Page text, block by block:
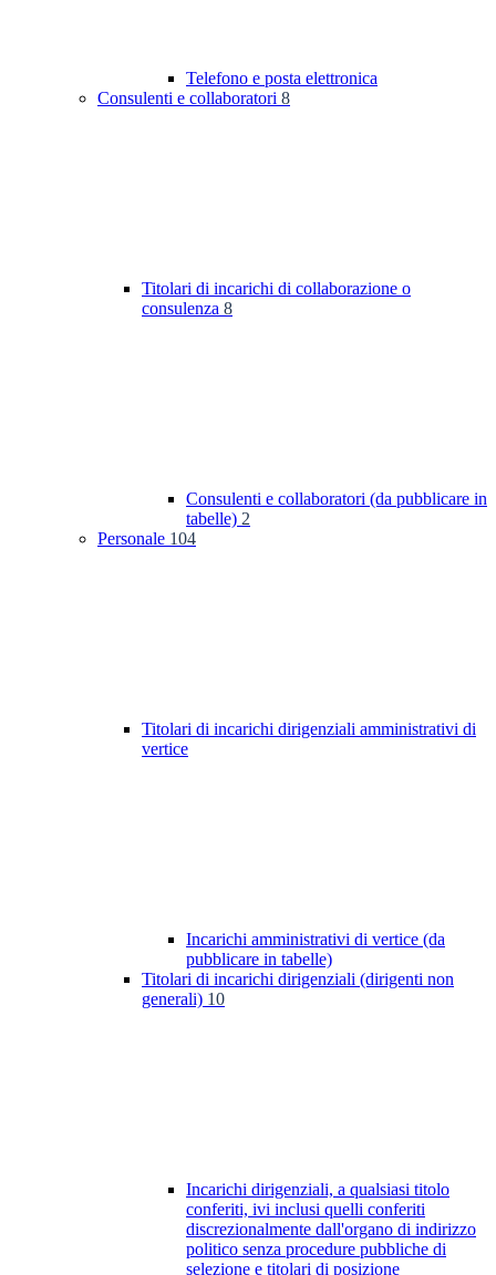
Telefono e posta elettronica
Consulenti e collaboratori 8
Titolari di incarichi di collaborazione o
consulenza 8
Consulenti e collaboratori (da pubblicare in
tabelle) 2
Personale 104
Titolari di incarichi dirigenziali amministrativi di
vertice
Incarichi amministrativi di vertice (da
pubblicare in tabelle)
Titolari di incarichi dirigenziali (dirigenti non
generali) 10
Incarichi dirigenziali, a qualsiasi titolo
conferiti, ivi inclusi quelli conferiti
discrezionalmente dall'organo di indirizzo
politico senza procedure pubbliche di
selezione e titolari di posizione